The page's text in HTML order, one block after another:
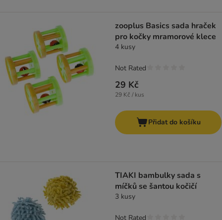
zooplus Basics sada hraček
pro kočky mramorové klece
4 kusy
29 Kč
29 Kč / kus
Not Rated
Přidat do košíku
TIAKI bambulky sada s
míčků se šantou kočičí
3 kusy
Not Rated